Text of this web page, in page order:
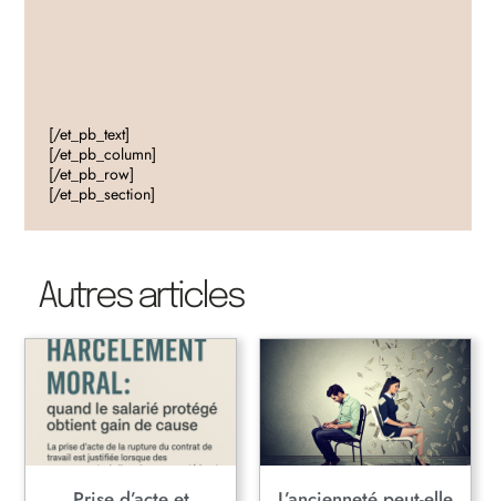
[/et_pb_text]
[/et_pb_column]
[/et_pb_row]
[/et_pb_section]
Autres articles